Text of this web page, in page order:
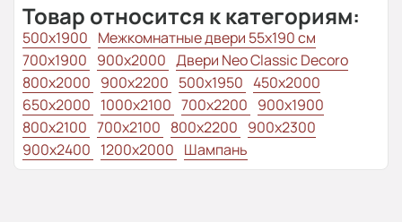
Товар относится к категориям:
500x1900 Межкомнатные двери 55х190 см
700x1900 900x2000 Двери Neo Classic Decoro
800x2000 900x2200 500x1950 450x2000
650x2000 1000x2100 700x2200 900x1900
800x2100 700x2100 800x2200 900x2300
900x2400 1200x2000 Шампань